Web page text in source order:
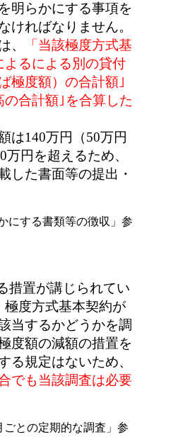
明らかにする事項を
ければなりません。
、
「当該極度方式基
るによる別の貸付
極度額）の合計額｣
合計額｣を合算した
は140万円（50万円
円を超えるため、
した書面等の提出・
にする書類等の徴収」参
措置が講じられてい
極度方式基本契約が
当するかどうかを調
度額の減額の措置を
る規定はないため、
でも当該調査は必要
との定期的な調査」参